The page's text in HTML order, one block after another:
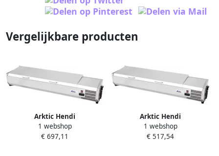
Vergelijkbare producten
Arktic Hendi
Opzetkoelvitrine GN 1 3 29 x
39 5 x 201 cm
1 webshop
€ 697,11
Arktic Hendi
Opzetkoelvitrine GN 1 3 29 x
39 5 x 121 cm
1 webshop
€ 517,54